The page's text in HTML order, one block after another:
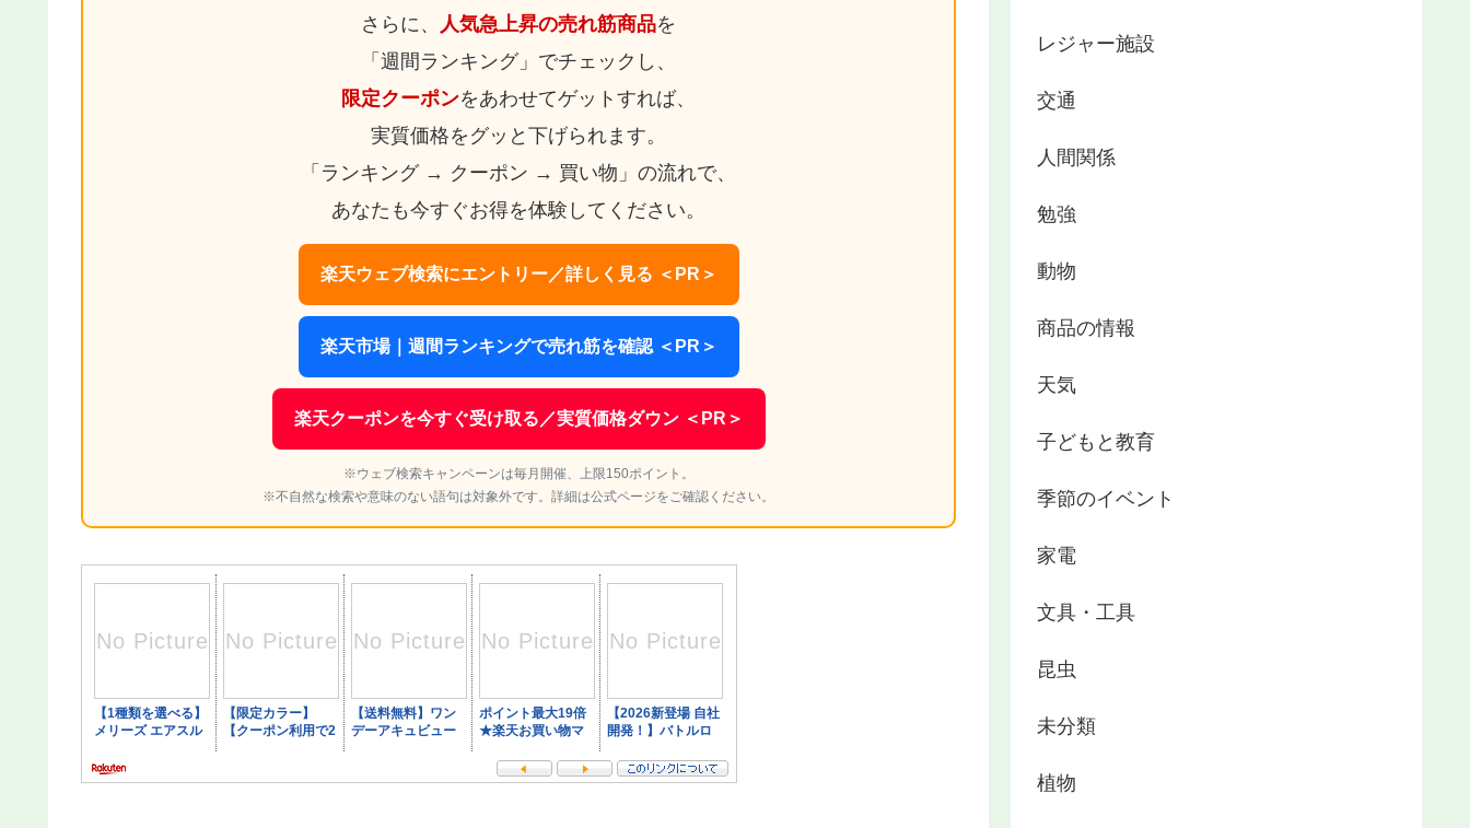
さらに、 人気急上昇の売れ筋商品を
「週間ランキング」でチェックし、
限定クーポンをあわせてゲットすれば、
実質価格をグッと下げられます。
「ランキング → クーポン → 買い物」の流れで、
あなたも今すぐお得を体験してください。
楽天ウェブ検索にエントリー／詳しく見る ＜PR＞
楽天市場｜週間ランキングで売れ筋を確認 ＜PR＞
楽天クーポンを今すぐ受け取る／実質価格ダウン ＜PR＞
※ウェブ検索キャンペーンは毎月開催、上限150ポイント。
※不自然な検索や意味のない語句は対象外です。詳細は公式ページをご確認ください。
レジャー施設
交通
人間関係
勉強
動物
商品の情報
天気
子どもと教育
季節のイベント
家電
文具・工具
昆虫
未分類
植物